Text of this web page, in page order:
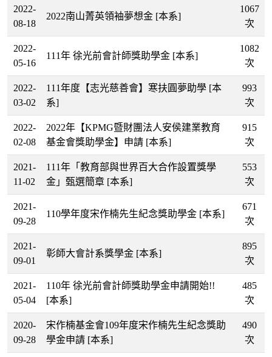
2022-
08-18
2022南山菁英領袖夢想金 [本系]
1067
次
2022-
05-16
111年 徐光前會計師獎助學金 [本系]
1082
次
2022-
03-02
111年度【志光慈善會】寒扶圓夢助學 [本
系]
993
次
2022-
02-08
2022年【KPMG暨財團法人安侯建業教育
基金會獎助學金】申請 [本系]
915
次
2021-
11-02
111年「教育部與世界百大合作設置獎學
金」甄選簡章 [本系]
553
次
2021-
09-28
110學年度宋作楠先生紀念獎助學金 [本系]
671
次
2021-
09-01
彰師大會計系獎學金 [本系]
895
次
2021-
05-04
110年 徐光前會計師獎助學金申請開始!!
[本系]
485
次
2020-
09-28
宋作楠基金會109年度宋作楠先生紀念獎助
學金申請 [本系]
490
次